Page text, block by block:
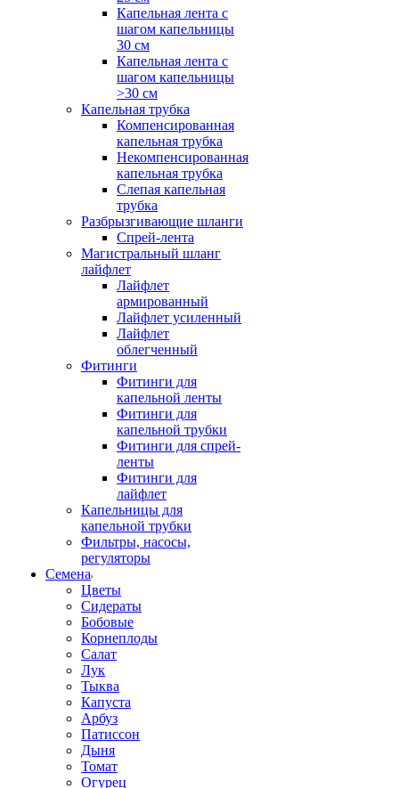
Капельная лента с
шагом капельницы
30 см
Капельная лента с
шагом капельницы
>30 см
Капельная трубка
Компенсированная
капельная трубка
Некомпенсированная
капельная трубка
Слепая капельная
трубка
Разбрызгивающие шланги
Спрей-лента
Магистральный шланг
лайфлет
Лайфлет
армированный
Лайфлет усиленный
Лайфлет
облегченный
Фитинги
Фитинги для
капельной ленты
Фитинги для
капельной трубки
Фитинги для спрей-
ленты
Фитинги для
лайфлет
Капельницы для
капельной трубки
Фильтры, насосы,
регуляторы
Семена
Цветы
Сидераты
Бобовые
Корнеплоды
Салат
Лук
Тыква
Капуста
Арбуз
Патиссон
Дыня
Томат
Огурец